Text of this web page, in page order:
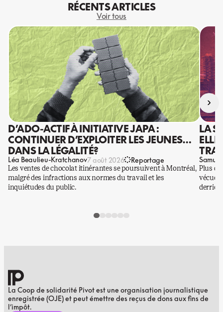
RÉCENTS ARTICLES
Voir tous
D’ADO-ACTIF À INITIATIVE JAPA :
CONTINUER D’EXPLOITER LES JEUNES…
DANS LA LÉGALITÉ?
Léa Beaulieu-Kratchanov7 août 2026 Reportage
Les ventes de chocolat itinérantes se poursuivent à Montréal,
malgré des infractions aux normes du travail et les
inquiétudes du public.
LA
Plus
vécues
›
La Coop de solidarité Pivot est une organisation journalistique
enregistrée (OJE) et peut émettre des reçus de dons aux fins de
l’impôt.